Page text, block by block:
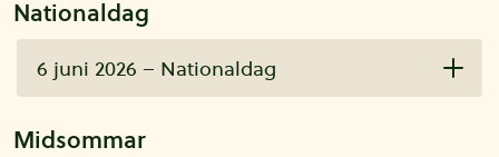
Nationaldag
6 juni 2026 – Nationaldag
Midsommar